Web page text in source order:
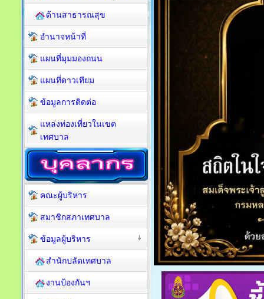
ด้านสาธารณสุข
อำนาจหน้าที่
แผนที่มุมมองถนน
แผนที่ดาวเทียม
ข้อมูลการติดต่อ
แหล่งท่องเที่ยวในเขต
เทศบาล
คณะผู้บริหาร
สมาชิกสภาเทศบาล
ข้อมูลผู้บริหาร
สำนักปลัดเทศบาล
งานป้องกันฯ